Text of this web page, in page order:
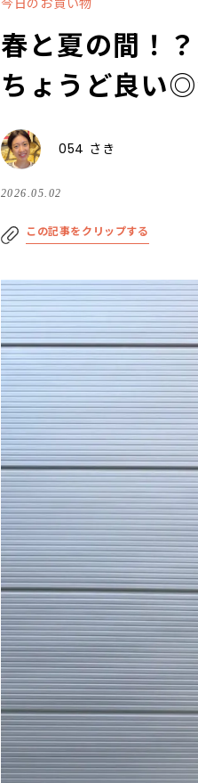
今日のお買い物
春と夏の間！
ちょうど良い◎
054 さき
2026.05.02
この記事をクリップする